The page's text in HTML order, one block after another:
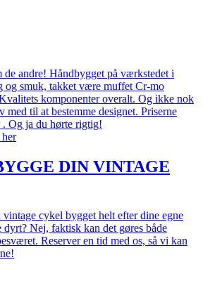
de andre! Håndbygget på værkstedet i
og smuk, takket være muffet Cr-mo
komponenter overalt. Og ikke nok
med til at bestemme designet. Priserne
. Og ja du hørte rigtig!
DIN VINTAGE
vintage cykel bygget helt efter dine egne
dyrt? Nej, faktisk kan det gøres både
Reserver en tid med os, så vi kan